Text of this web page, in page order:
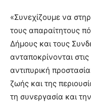
«Συνεχίζουμε να
τους απαραίτητους
Δήμους και τους
ανταποκρίνονται
αντιπυρική
ζωής και της
τη συνεργασία και